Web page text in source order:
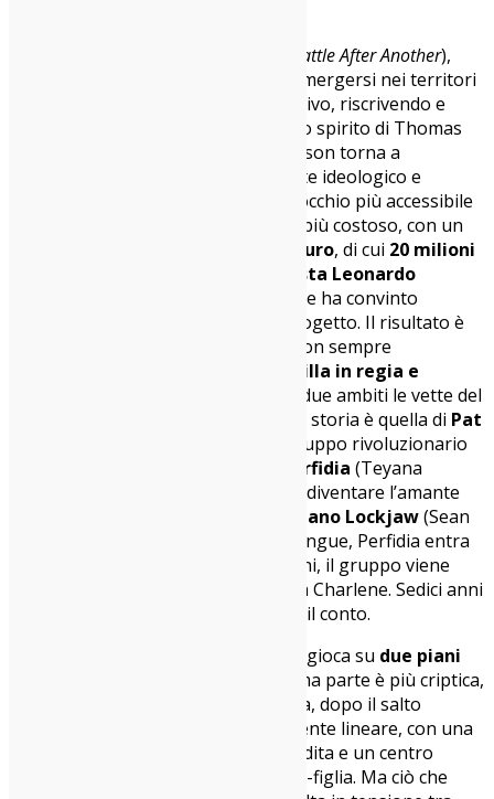
One Battle After Another),
torna a immergersi nei territori
instabili del postmodernismo narrativo, riscrivendo e
semplificando, ma senza svuotare, lo spirito di Thomas
, Anderson torna a
maneggiare un materiale fortemente ideologico e
letterario, ma stavolta lo fa con un occhio più accessibile
al pubblico generalista. È il suo film più costoso, con un
120 milioni di euro, di cui 20 milioni
sono stati destinati al protagonista Leonardo
: un investimento chiave che ha convinto
a scommettere sul progetto. Il risultato è
un film potente, stratificato, forse non sempre
brilla in regia e
, raggiungendo in quei due ambiti le vette del
cinema d’autore contemporaneo. La storia è quella di Pat
(DiCaprio), militante del gruppo rivoluzionario
Perfidia (Teyana
Taylor), che sotto ricatto finisce per diventare l’amante
Capitano Lockjaw(Sean
Penn). Dopo una rapina finita nel sangue, Perfidia entra
nel programma protezione testimoni, il gruppo viene
smantellato, e Pat fugge con la figlia Charlene. Sedici anni
dopo, il passato torna a presentare il conto.
Già dalla sinossi si capisce che il film gioca su due piani
e due toni distinti: la prima parte è più criptica,
ellittica, quasi dissonante; la seconda, dopo il salto
temporale, diventa sorprendentemente lineare, con una
narrazione più classica, azione scandita e un centro
emotivo definito nel rapporto padre-figlia. Ma ciò che